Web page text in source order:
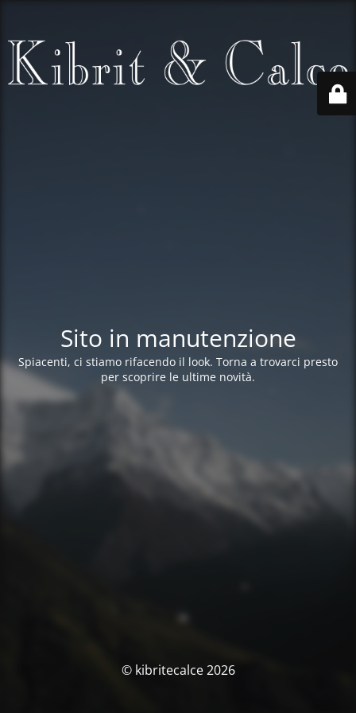
Sito in manutenzione
Spiacenti, ci stiamo rifacendo il look. Torna a trovarci presto
per scoprire le ultime novità.
© kibritecalce 2026